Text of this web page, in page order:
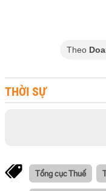
Theo
THỜI SỰ
Tổng cục Thuế